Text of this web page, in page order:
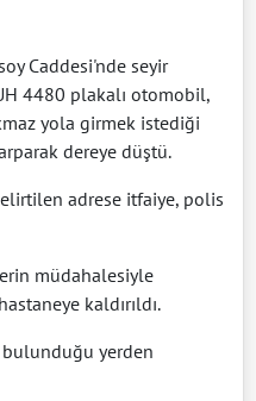
Caddesi'nde seyir
4480 plakalı otomobil,
yola girmek istediği
dereye düştü.
adrese itfaiye, polis
müdahalesiyle
kaldırıldı.
bulunduğu yerden